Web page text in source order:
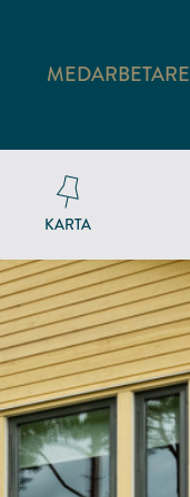
MEDARBETARE
KARTA